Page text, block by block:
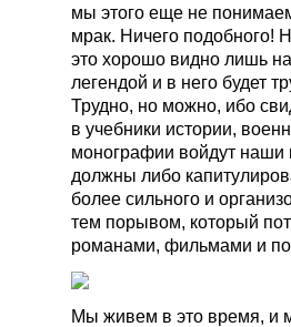
мы этого еще не понимаем
мрак. Ничего подобного!
это хорошо видно лишь
легендой и в него будет
Трудно, но можно, ибо
в учебники истории,
монографии войдут наши
должны либо
более сильного и
тем порывом, который
романами, фильмами и
Мы живем в это время, и